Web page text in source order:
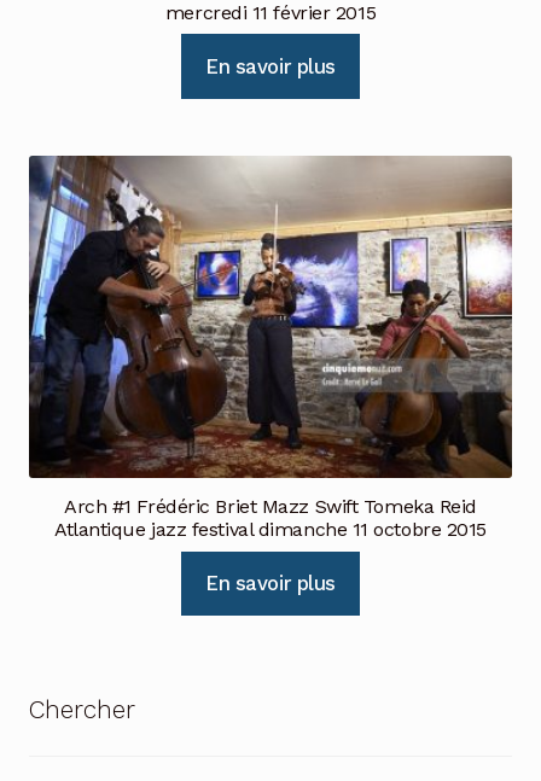
mercredi 11 février 2015
En savoir plus
Arch #1 Frédéric Briet Mazz Swift Tomeka Reid
Atlantique jazz festival dimanche 11 octobre 2015
En savoir plus
Chercher